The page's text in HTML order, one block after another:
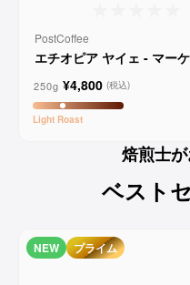
PostCoffee
エチオピア ヤイェ - マー
250g ¥4,800 (税込)
Light Roast
焙煎士
ベスト
NEW プライム